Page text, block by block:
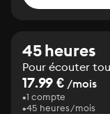
45 heures
Pour écouter
17.99 € /mois
1 compte
45 heures/mois